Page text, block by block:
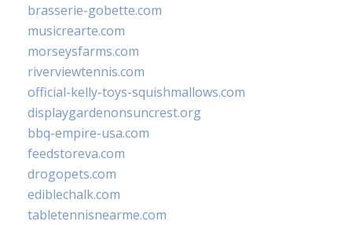
brasserie-gobette.com
musicrearte.com
morseysfarms.com
riverviewtennis.com
official-kelly-toys-squishmallows.com
displaygardenonsuncrest.org
bbq-empire-usa.com
feedstoreva.com
drogopets.com
ediblechalk.com
tabletennisnearme.com